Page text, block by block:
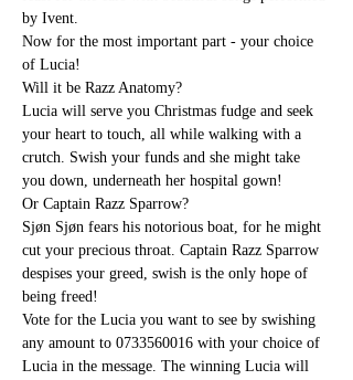
by Ivent.
Now for the most important part - your choice
of Lucia!
Will it be Razz Anatomy?
Lucia will serve you Christmas fudge and seek
your heart to touch, all while walking with a
crutch. Swish your funds and she might take
you down, underneath her hospital gown!
Or Captain Razz Sparrow?
Sjøn Sjøn fears his notorious boat, for he might
cut your precious throat. Captain Razz Sparrow
despises your greed, swish is the only hope of
being freed!
Vote for the Lucia you want to see by swishing
any amount to 0733560016 with your choice of
Lucia in the message. The winning Lucia will